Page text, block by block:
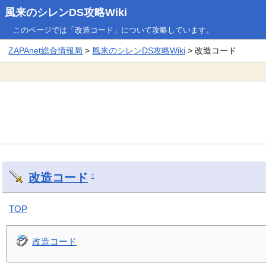
風来のシレンDS攻略Wiki
このページでは「改造コード」について攻略しています。
ZAPAnet総合情報局 > 風来のシレンDS攻略Wiki > 改造コード
改造コード †
TOP
改造コード